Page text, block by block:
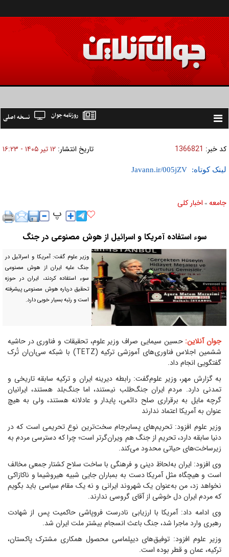
Toggle
نسخه اصلی روزنامه جوان
کد خبر: 1366821 تاریخ انتشار: ۱۲ تير ۱۴۰۵ - ۱۶:۲۳
لینک کوتاه:
جامعه » اخبار كلی
سوء استفاده آمریکا و اسرائیل از هوش مصنوعی در جنگ
وزیر علوم گفت: آمریکا و اسرائیل در
جنگ علیه ایران از هوش مصنوعی
سوء استفاده کردند، ایران در حوزه
تحقیق درباره هوش مصنوعی پیشرفته
است و رتبه بسیار خوبی دارد.
جوان آنلاین: حسین سیمایی صراف وزیر علوم، تحقیقات و فناوری در حاشیه
ششمین اجلاس فناوری‌های آموزشی ترکیه (TETZ) با شبکه سی‌ان‌ان تُرک
گفتگویی انجام داد.
به گزارش مهر، وزیر علوم‌گفت: رابطه دیرینه ایران و ترکیه سابقه تاریخی و
تمدنی دارد. مردم ایران جنگ‌طلب نیستند، اما جنگ‌بلد هستند، ایرانیان
گرچه مایل به برقراری صلح دائمی، پایدار و عادلانه هستند، ولی به هیچ
عنوان به آمریکا اعتماد ندارند
وزیر علوم افزود: تحریم‌های پسابرجام سخت‌ترین نوع تحریمی است که در
دنیا سابقه دارد، تحریم از جنگ هم ویران‌گرتر است؛ چرا که دسترسی مردم به
زیرساخت‌های حیاتی محدود می‌کند.
وی افزود: ایران به‌لحاظ دینی و فرهنگی با ساخت سلاح کشتار جمعی مخالف
است و هیچگاه مثل آمریکا دست به بمباران جایی شبیه هیروشیما و ناکازاکی
نخواهد زد، من به‌عنوان یک شهروند ایرانی و نه یک مقام سیاسی باید بگویم
که مردم ایران دل خوشی از آقای گروسی ندارند.
وی ادامه داد: آمریکا با ارزیابی نادرست فروپاشی حاکمیت پس از شهادت
رهبری وارد ماجرا شد، جنگ باعث انسجام بیشتر ملت ایران شد.
وزیر علوم افزود: توفیق‌های دیپلماسی محصول همکاری مشترک پاکستان،
ترکیه، عمان و قطر بوده است.